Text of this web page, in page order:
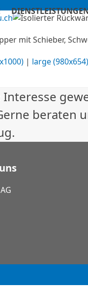
mit Schieber,
| large (980x654)
beraten